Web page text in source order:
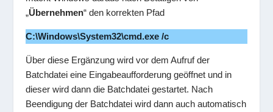
„Übernehmen“ den korrekten Pfad
C:\Windows\System32\cmd.exe /c
Über diese Ergänzung wird vor dem Aufruf der
Batchdatei eine Eingabeaufforderung geöffnet und in
dieser wird dann die Batchdatei gestartet. Nach
Beendigung der Batchdatei wird dann auch automatisch